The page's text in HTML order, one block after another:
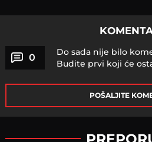
0
Do sada nije bilo
Budite prvi koji će
POŠALJITE